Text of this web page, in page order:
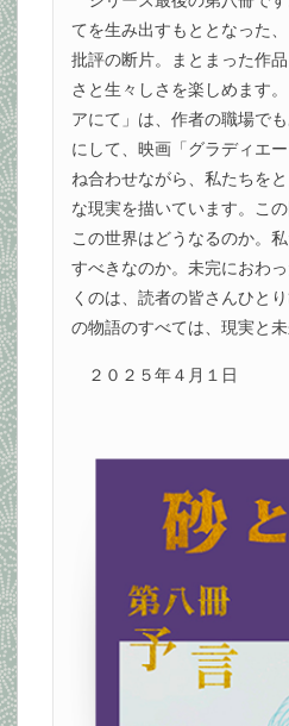
てを生み出すもととなった
批評の断片。まとまった作
さと生々しさを楽しめます
アにて」は、作者の職場で
にして、映画「グラディエ
ね合わせながら、私たちを
な現実を描いています。こ
この世界はどうなるのか。
すべきなのか。未完におわ
くのは、読者の皆さんひと
の物語のすべては、現実と未
２０２５年４月１日